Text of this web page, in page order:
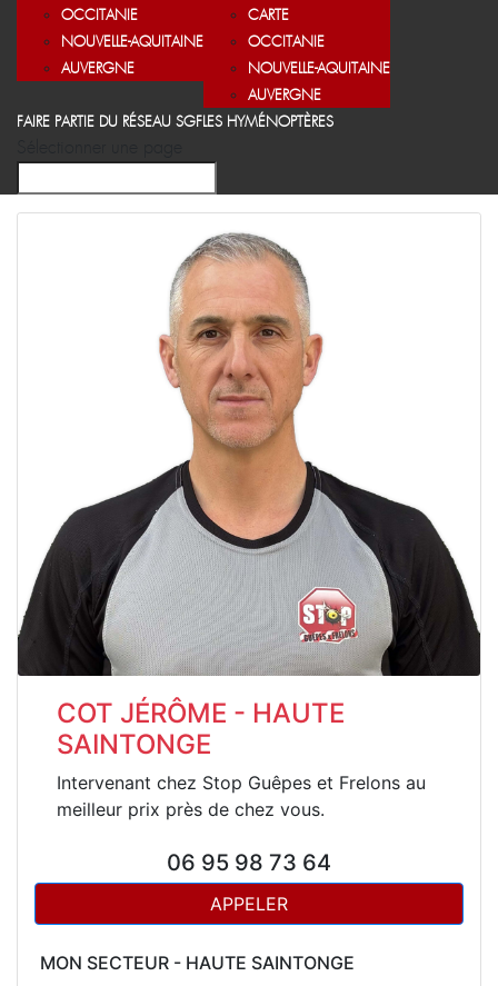
OCCITANIE
NOUVELLE-AQUITAINE
AUVERGNE
CARTE
OCCITANIE
NOUVELLE-AQUITAINE
AUVERGNE
FAIRE PARTIE DU RÉSEAU SGFLES HYMÉNOPTÈRES
COT JÉRÔME - HAUTE
SAINTONGE
Intervenant chez Stop Guêpes et Frelons au
meilleur prix près de chez vous.
06 95 98 73 64
APPELER
MON SECTEUR - HAUTE SAINTONGE